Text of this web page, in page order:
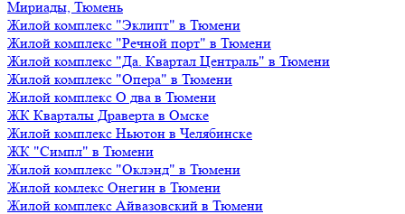
Мириады, Тюмень
Жилой комплекс "Эклипт" в Тюмени
Жилой комплекс "Речной порт" в Тюмени
Жилой комплекс "Да. Квартал Централь" в Тюмени
Жилой комплекс "Опера" в Тюмени
Жилой комплекс О два в Тюмени
ЖК Кварталы Драверта в Омске
Жилой комплекс Ньютон в Челябинске
ЖК "Симпл" в Тюмени
Жилой комплекс "Оклэнд" в Тюмени
Жилой комлекс Онегин в Тюмени
Жилой комплекс Айвазовский в Тюмени